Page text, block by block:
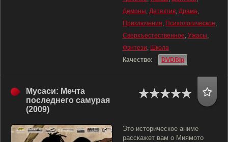
Демоны, Детектив, Драма,
Приключения, Психологическое,
Сверхъестественное, Ужасы,
Фэнтези, Школа
Качество:
DVDRip
Мусаси: Мечта
последнего самурая
(2009)
Это историческое аниме
расскажет вам о Миямото